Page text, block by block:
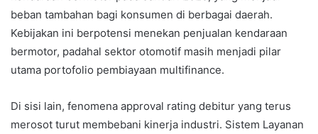
beban tambahan bagi konsumen di berbagai daerah.
Kebijakan ini berpotensi menekan penjualan kendaraan
bermotor, padahal sektor otomotif masih menjadi pilar
utama portofolio pembiayaan multifinance.
Di sisi lain, fenomena approval rating debitur yang terus
merosot turut membebani kinerja industri. Sistem Layanan